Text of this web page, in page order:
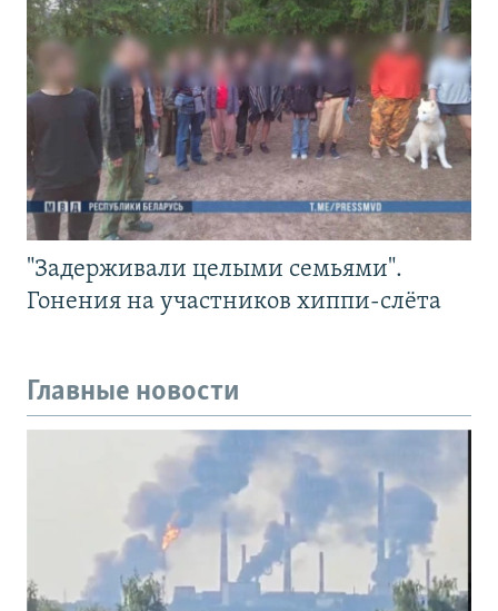
"Задерживали целыми семьями".
Гонения на участников хиппи-слёта
Главные новости